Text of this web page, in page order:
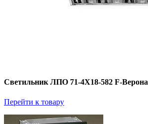
Светильник ЛПО 71-4Х18-582 F-Верона
Перейти к товару